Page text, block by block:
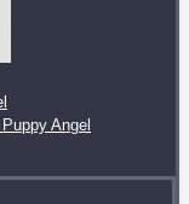
Angel